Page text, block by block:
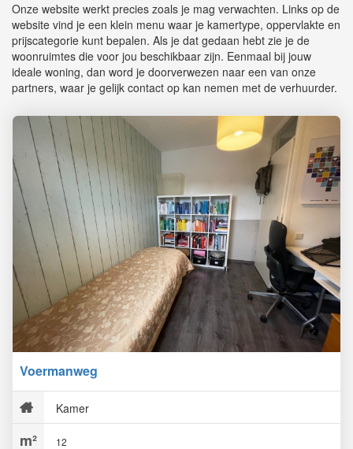
Onze website werkt precies zoals je mag verwachten. Links op de
website vind je een klein menu waar je kamertype, oppervlakte en
prijscategorie kunt bepalen. Als je dat gedaan hebt zie je de
woonruimtes die voor jou beschikbaar zijn. Eenmaal bij jouw
ideale woning, dan word je doorverwezen naar een van onze
partners, waar je gelijk contact op kan nemen met de verhuurder.
Voermanweg
Kamer
12